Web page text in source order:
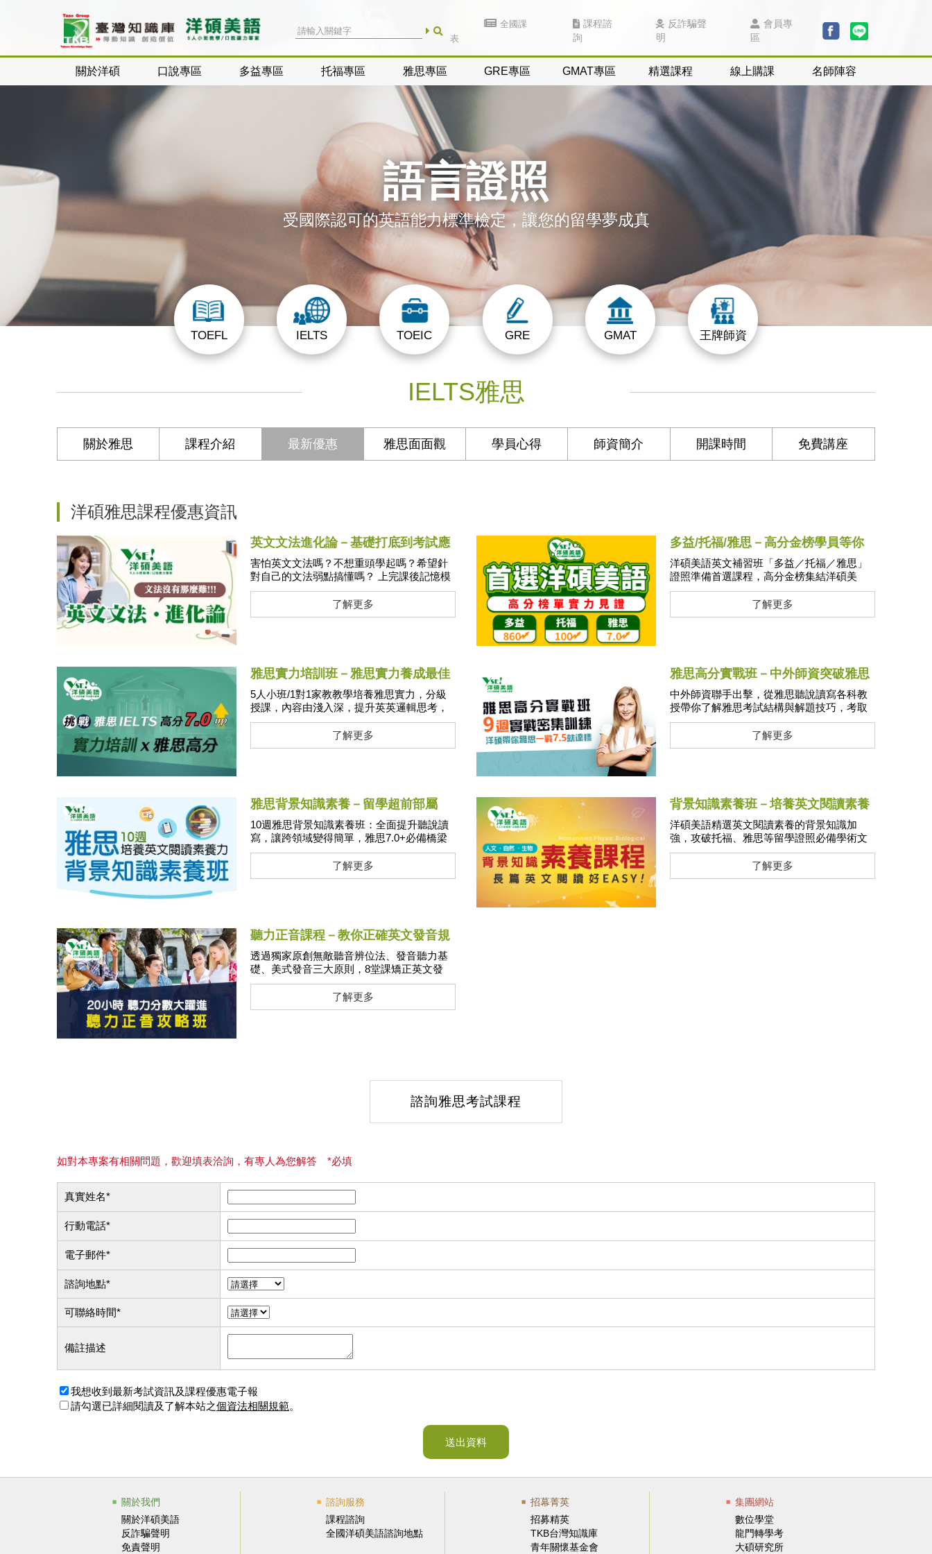
全國課
表
課程諮
詢
反詐騙聲
明
會員專
區
關於洋碩 口說專區 多益專區 托福專區 雅思專區 GRE專區 GMAT專區 精選課程 線上購課 名師陣容
語言證照
受國際認可的英語能力標準檢定，讓您的留學夢成真
TOEFL IELTS TOEIC GRE GMAT 王牌師資
IELTS雅思
關於雅思 課程介紹 最新優惠 雅思面面觀 學員心得 師資簡介 開課時間 免費講座
洋碩雅思課程優惠資訊
英文文法進化論－基礎打底到考試應
用
害怕英文文法嗎？不想重頭學起嗎？希望針
對自己的文法弱點搞懂嗎？ 上完課後記憶模
糊，希望針對不會的觀念再聽一遍嗎？ 讓洋
碩雲端文法課幫您一遍再一遍複習，並且突
破瓶頸！
了解更多
多益/托福/雅思－高分金榜學員等你
來+1
洋碩美語英文補習班「多益／托福／雅思」
證照準備首選課程，高分金榜集結洋碩美
語：多益900↑、托福100↑、雅思7.0↑
了解更多
雅思實力培訓班－雅思實力養成最佳
選擇
5人小班/1對1家教教學培養雅思實力，分級
授課，內容由淺入深，提升英英邏輯思考，
中、外師資主題化情境式訓練口說及聽力，
多國口音腔調，訓練學生熟悉不同口音，提
早適應雅思口說真人口試測驗
了解更多
雅思高分實戰班－中外師資突破雅思
7.5分
中外師資聯手出擊，從雅思聽說讀寫各科教
授帶你了解雅思考試結構與解題技巧，考取
雅思7.5分可享全額獎學金、雅思7.0分可享獎
了解更多
雅思背景知識素養－留學超前部屬
10週雅思背景知識素養班：全面提升聽說讀
寫，讓跨領域變得簡單，雅思7.0+必備橋梁
了解更多
背景知識素養班－培養英文閱讀素養
洋碩美語精選英文閱讀素養的背景知識加
強，攻破托福、雅思等留學證照必備學術文
章閱讀能力！
了解更多
聽力正音課程－教你正確英文發音規
則
透過獨家原創無敵聽音辨位法、發音聽力基
礎、美式發音三大原則，8堂課矯正英文發
音，突破多益托福雅思聽力弱點!
了解更多
諮詢雅思考試課程
如對本專案有相關問題，歡迎填表洽詢，有專人為您解答 *必填
真實姓名*
行動電話*
電子郵件*
諮詢地點*
可聯絡時間*
備註描述
我想收到最新考試資訊及課程優惠電子報
請勾選已詳細閱讀及了解本站之個資法相關規範。
送出資料
關於我們
關於洋碩美語
反詐騙聲明
免責聲明
諮詢服務
課程諮詢
全國洋碩美語諮詢地點
招幕菁英
招募精英
TKB台灣知識庫
青年關懷基金會
集團網站
數位學堂
龍門轉學考
大碩研究所